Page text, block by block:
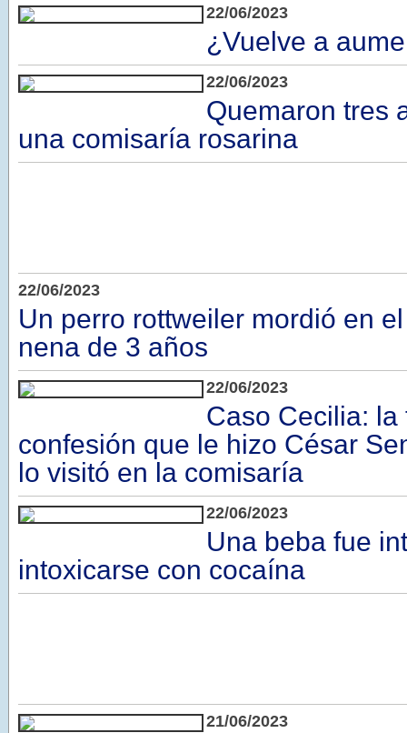
22/06/2023
¿Vuelve a
22/06/2023
Quemaron tres
una comisaría rosarina
22/06/2023
Un perro rottweiler mordió en
nena de 3 años
22/06/2023
Caso Cecilia: la
confesión que le hizo César
lo visitó en la comisaría
22/06/2023
Una beba fue
intoxicarse con cocaína
21/06/2023